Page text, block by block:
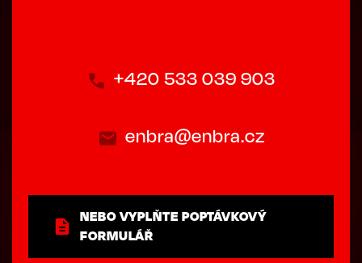
+420 533 039 903
enbra@enbra.cz
NEBO VYPLŇTE POPTÁVKOVÝ
FORMULÁŘ